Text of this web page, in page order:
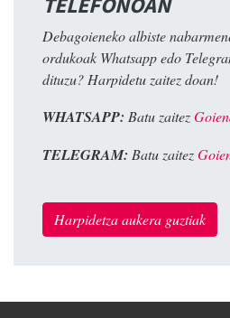
Debagoieneko albiste
ordukoak Whatsapp edo
dituzu? Harpidetu zaitez doan!
WHATSAPP: Batu zaitez
TELEGRAM: Batu zaitez
Harpidetza aukera guztiak